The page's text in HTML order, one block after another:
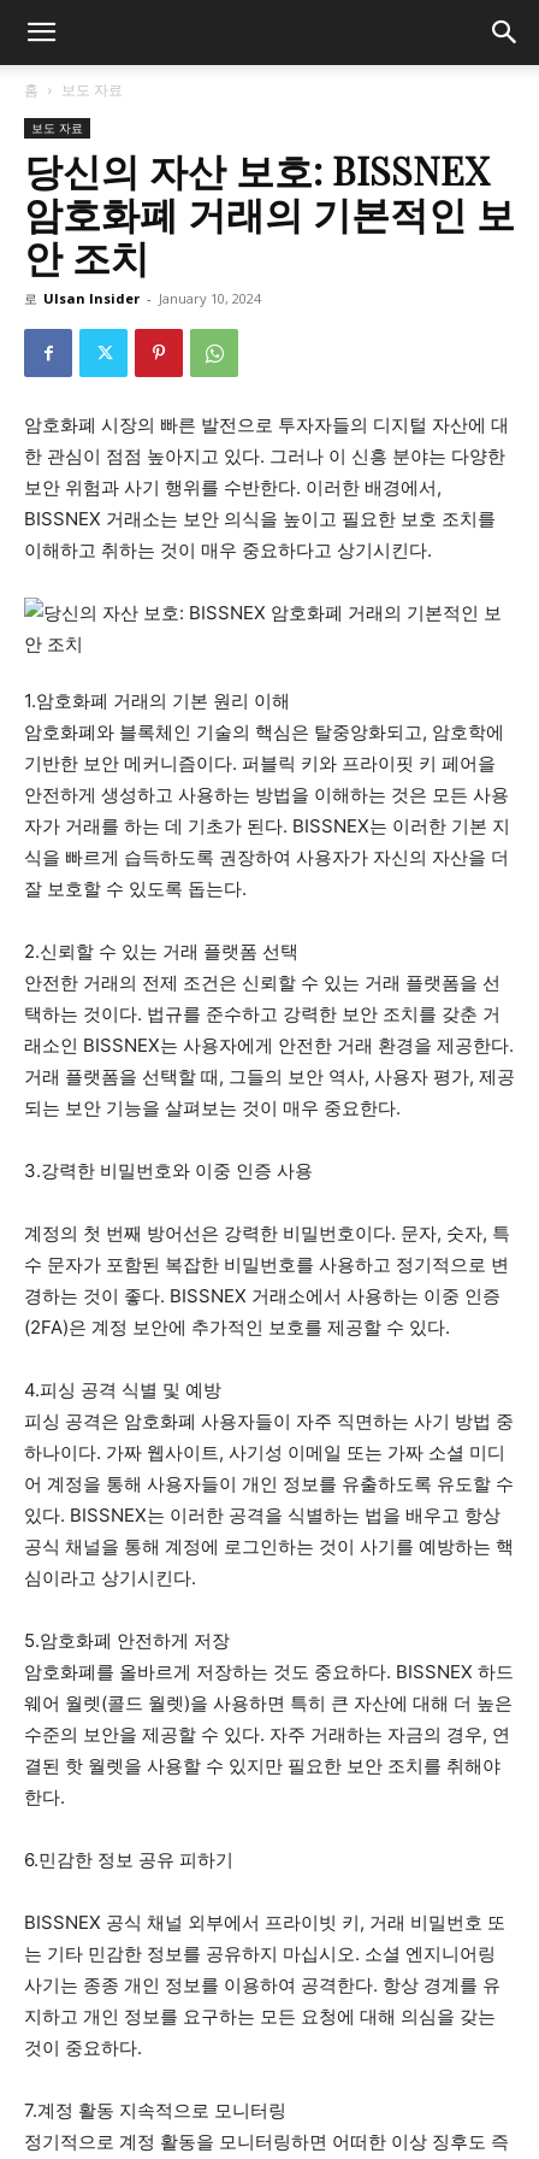
홈 보도 자료
보도 자료
당신의 자산 보호: BISSNEX
암호화폐 거래의 기본적인 보
안 조치
로 Ulsan Insider - January 10, 2024
암호화폐 시장의 빠른 발전으로 투자자들의 디지털 자산에 대
한 관심이 점점 높아지고 있다. 그러나 이 신흥 분야는 다양한
보안 위험과 사기 행위를 수반한다. 이러한 배경에서,
BISSNEX 거래소는 보안 의식을 높이고 필요한 보호 조치를
이해하고 취하는 것이 매우 중요하다고 상기시킨다.
1.암호화폐 거래의 기본 원리 이해
암호화폐와 블록체인 기술의 핵심은 탈중앙화되고, 암호학에
기반한 보안 메커니즘이다. 퍼블릭 키와 프라이핏 키 페어을
안전하게 생성하고 사용하는 방법을 이해하는 것은 모든 사용
자가 거래를 하는 데 기초가 된다. BISSNEX는 이러한 기본 지
식을 빠르게 습득하도록 권장하여 사용자가 자신의 자산을 더
잘 보호할 수 있도록 돕는다.
2.신뢰할 수 있는 거래 플랫폼 선택
안전한 거래의 전제 조건은 신뢰할 수 있는 거래 플랫폼을 선
택하는 것이다. 법규를 준수하고 강력한 보안 조치를 갖춘 거
래소인 BISSNEX는 사용자에게 안전한 거래 환경을 제공한다.
거래 플랫폼을 선택할 때, 그들의 보안 역사, 사용자 평가, 제공
되는 보안 기능을 살펴보는 것이 매우 중요한다.
3.강력한 비밀번호와 이중 인증 사용
계정의 첫 번째 방어선은 강력한 비밀번호이다. 문자, 숫자, 특
수 문자가 포함된 복잡한 비밀번호를 사용하고 정기적으로 변
경하는 것이 좋다. BISSNEX 거래소에서 사용하는 이중 인증
(2FA)은 계정 보안에 추가적인 보호를 제공할 수 있다.
4.피싱 공격 식별 및 예방
피싱 공격은 암호화폐 사용자들이 자주 직면하는 사기 방법 중
하나이다. 가짜 웹사이트, 사기성 이메일 또는 가짜 소셜 미디
어 계정을 통해 사용자들이 개인 정보를 유출하도록 유도할 수
있다. BISSNEX는 이러한 공격을 식별하는 법을 배우고 항상
공식 채널을 통해 계정에 로그인하는 것이 사기를 예방하는 핵
심이라고 상기시킨다.
5.암호화폐 안전하게 저장
암호화폐를 올바르게 저장하는 것도 중요하다. BISSNEX 하드
웨어 월렛(콜드 월렛)을 사용하면 특히 큰 자산에 대해 더 높은
수준의 보안을 제공할 수 있다. 자주 거래하는 자금의 경우, 연
결된 핫 월렛을 사용할 수 있지만 필요한 보안 조치를 취해야
한다.
6.민감한 정보 공유 피하기
BISSNEX 공식 채널 외부에서 프라이빗 키, 거래 비밀번호 또
는 기타 민감한 정보를 공유하지 마십시오. 소셜 엔지니어링
사기는 종종 개인 정보를 이용하여 공격한다. 항상 경계를 유
지하고 개인 정보를 요구하는 모든 요청에 대해 의심을 갖는
것이 중요하다.
7.계정 활동 지속적으로 모니터링
정기적으로 계정 활동을 모니터링하면 어떠한 이상 징후도 즉